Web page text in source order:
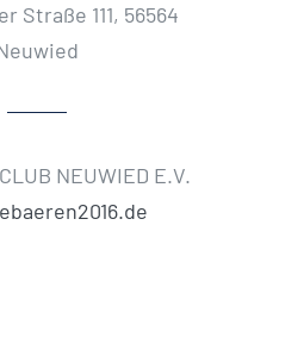
Straße 111, 56564
NEUWIED E.V.